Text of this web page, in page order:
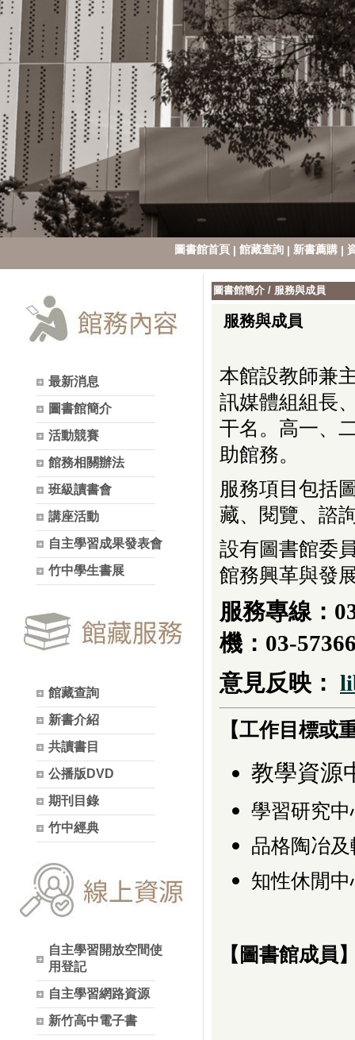
圖書館首頁 | 館藏查詢| 新書薦購|
最新消息
圖書館簡介
活動競賽
館務相關辦法
班級讀書會
講座活動
自主學習成果發表會
竹中學生書展
館藏查詢
新書介紹
共讀書目
公播版DVD
期刊目錄
竹中經典
自主學習開放空間使
用登記
自主學習網路資源
新竹高中電子書
圖書館簡介 / 服務與成員
服務與成員
本館設教師兼
訊媒體組組長
干名。高一、
助館務。
服務項目包括
藏、閱覽、諮
設有圖書館委
館務興革與發
服務專線：
機： 03-
意見反映：
【工作目標或
教學資源
學習研究
品格陶冶
知性休閒
【圖書館成員